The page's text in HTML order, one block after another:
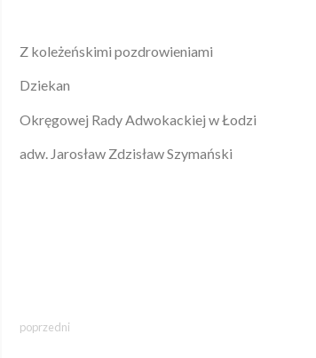
Z koleżeńskimi pozdrowieniami
Dziekan
Okręgowej Rady Adwokackiej w Łodzi
adw. Jarosław Zdzisław Szymański
poprzedni